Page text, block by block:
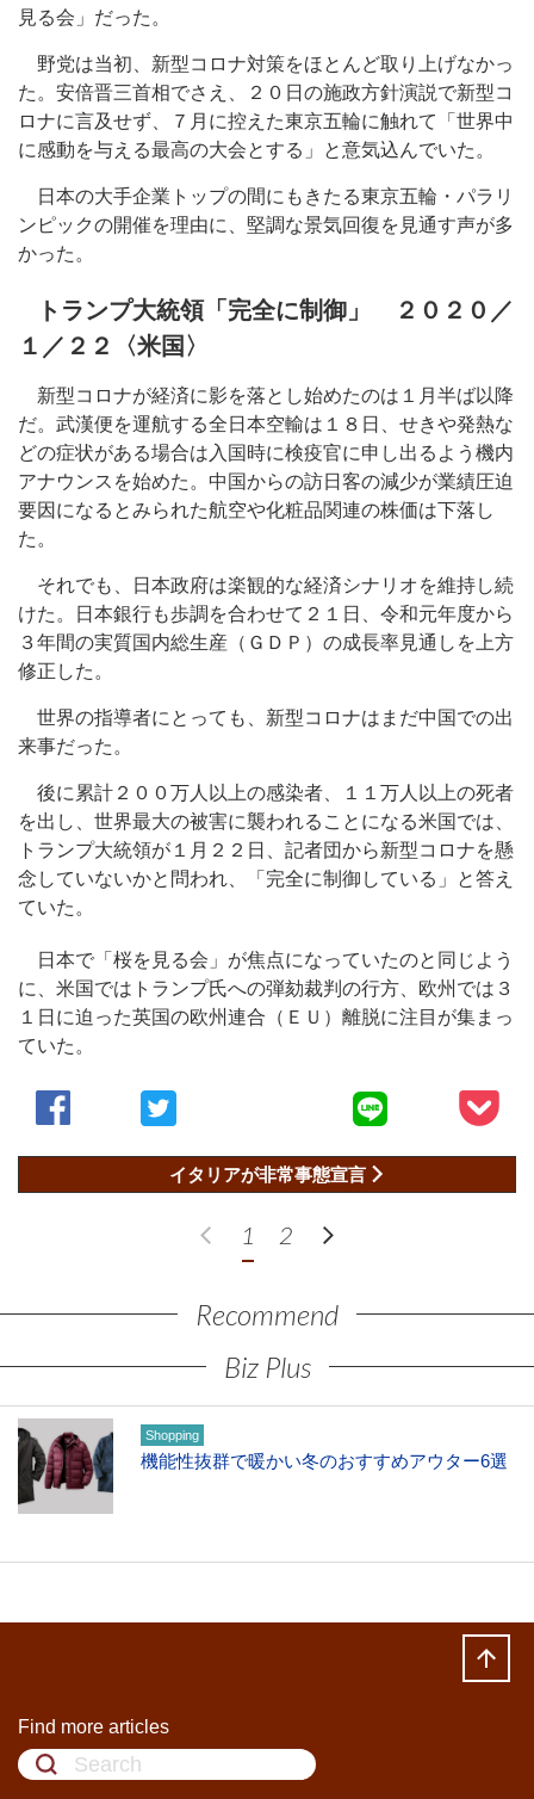
見る会」だった。
野党は当初、新型コロナ対策をほとんど取り上げなかっ
た。安倍晋三首相でさえ、２０日の施政方針演説で新型コ
ロナに言及せず、７月に控えた東京五輪に触れて「世界中
に感動を与える最高の大会とする」と意気込んでいた。
日本の大手企業トップの間にもきたる東京五輪・パラリ
ンピックの開催を理由に、堅調な景気回復を見通す声が多
かった。
トランプ大統領「完全に制御」 ２０２０／
１／２２〈米国〉
新型コロナが経済に影を落とし始めたのは１月半ば以降
だ。武漢便を運航する全日本空輸は１８日、せきや発熱な
どの症状がある場合は入国時に検疫官に申し出るよう機内
アナウンスを始めた。中国からの訪日客の減少が業績圧迫
要因になるとみられた航空や化粧品関連の株価は下落し
た。
それでも、日本政府は楽観的な経済シナリオを維持し続
けた。日本銀行も歩調を合わせて２１日、令和元年度から
３年間の実質国内総生産（ＧＤＰ）の成長率見通しを上方
修正した。
世界の指導者にとっても、新型コロナはまだ中国での出
来事だった。
後に累計２００万人以上の感染者、１１万人以上の死者
を出し、世界最大の被害に襲われることになる米国では、
トランプ大統領が１月２２日、記者団から新型コロナを懸
念していないかと問われ、「完全に制御している」と答え
ていた。
日本で「桜を見る会」が焦点になっていたのと同じよう
に、米国ではトランプ氏への弾劾裁判の行方、欧州では３
１日に迫った英国の欧州連合（ＥＵ）離脱に注目が集まっ
ていた。
イタリアが非常事態宣言
1 2
Recommend
Biz Plus
Shopping
機能性抜群で暖かい冬のおすすめアウター6選
Find more articles